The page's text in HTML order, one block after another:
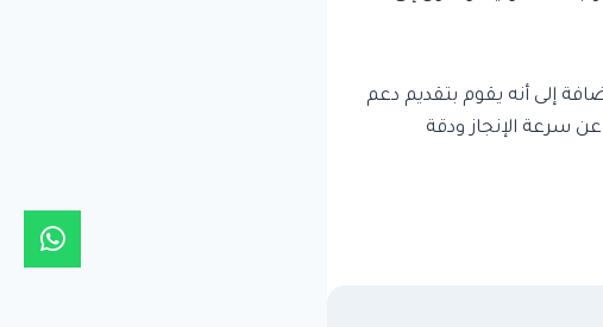
إلى أنه يقوم بتقديم دعم
سرعة الإنجاز ودقة